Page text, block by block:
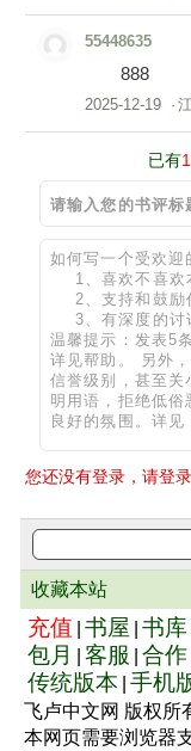
55448635
888
2025-12-19 ·
已有
您还没有登录，请登
收藏本站
充值 书屋 书库
包月
客服 合作
传统版本 手机
飞卢中文网 版权所
本网页需要浏览器